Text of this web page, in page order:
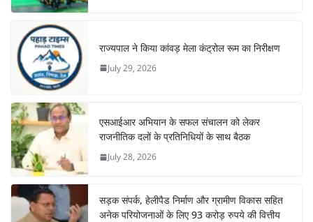
राज्यपाल ने किया कांवड़ मेला कंट्रोल रूम का निरीक्षण
July 29, 2026
एसआईआर अभियान के सफल संचालन को लेकर
राजनीतिक दलों के प्रतिनिधियों के साथ बैठक
July 28, 2026
सड़क संपर्क, हेलीपैड निर्माण और ग्रामीण विकास सहित
अनेक परियोजनाओं के लिए 93 करोड़ रुपये की वित्तीय